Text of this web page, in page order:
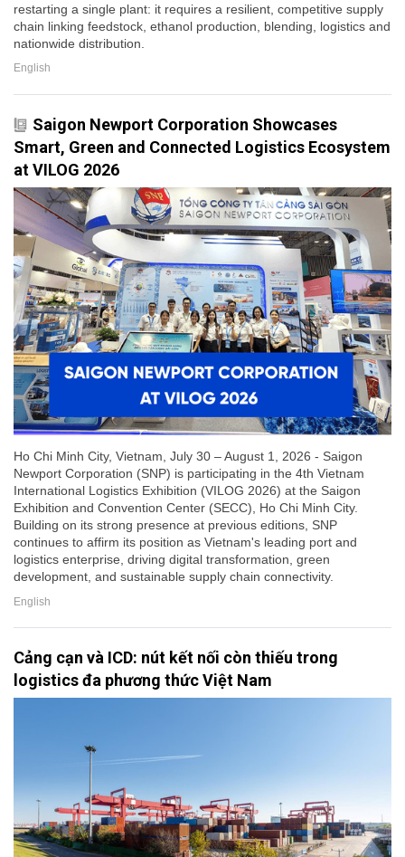
restarting a single plant: it requires a resilient, competitive supply
chain linking feedstock, ethanol production, blending, logistics and
nationwide distribution.
English
Saigon Newport Corporation Showcases
Smart, Green and Connected Logistics Ecosystem
at VILOG 2026
Ho Chi Minh City, Vietnam, July 30 – August 1, 2026 - Saigon
Newport Corporation (SNP) is participating in the 4th Vietnam
International Logistics Exhibition (VILOG 2026) at the Saigon
Exhibition and Convention Center (SECC), Ho Chi Minh City.
Building on its strong presence at previous editions, SNP
continues to affirm its position as Vietnam's leading port and
logistics enterprise, driving digital transformation, green
development, and sustainable supply chain connectivity.
English
Cảng cạn và ICD: nút kết nối còn thiếu trong
logistics đa phương thức Việt Nam